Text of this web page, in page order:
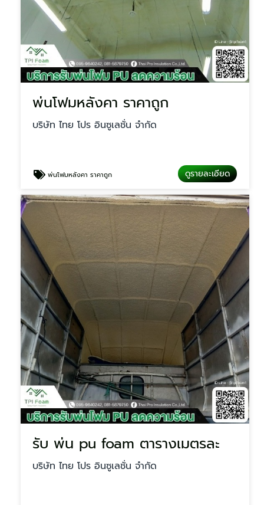
พ่นโฟมหลังคา ราคาถูก
บริษัท ไทย โปร อินซูเลชั่น จำกัด
พ่นโฟมหลังคา ราคาถูก ดูรายละเอียด
รับ พ่น pu foam ตารางเมตรละ
บริษัท ไทย โปร อินซูเลชั่น จำกัด